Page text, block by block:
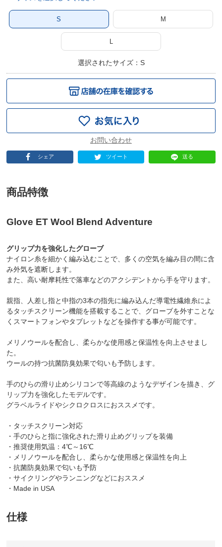
S M
L
選択されたサイズ：S
シェア ツイート 送る
商品特徴
Glove ET Wool Blend Adventure
グリップ力を強化したグローブ
ナイロン糸を細かく編み込むことで、多くの空気を編み目の間に含
み外気を遮断します。
また、高い耐摩耗性で落車などのアクシデントから手を守ります。
親指、人差し指と中指の3本の指先に編み込んだ導電性繊維糸によ
るタッチスクリーン機能を搭載することで、グローブを外すことな
くスマートフォンやタブレットなどを操作する事が可能です。
メリノウールを配合し、柔らかな使用感と保温性を向上させまし
た。
ウールの持つ抗菌防臭効果で匂いも予防します。
手のひらの滑り止めシリコンで等高線のようなデザインを描き、グ
リップ力を強化したモデルです。
グラベルライドやシクロクロスにおススメです。
・タッチスクリーン対応
・手のひらと指に強化された滑り止めグリップを装備
・推奨使用気温：4℃～16℃
・メリノウールを配合し、柔らかな使用感と保温性を向上
・抗菌防臭効果で匂いも予防
・サイクリングやランニングなどにおススメ
・Made in USA
仕様